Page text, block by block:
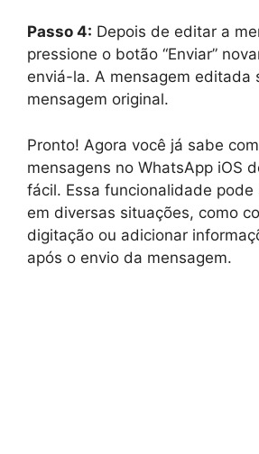
Passo 4: Depois de editar a
pressione o botão “Enviar”
enviá-la. A mensagem editada
mensagem original.
Pronto! Agora você já sabe
mensagens no WhatsApp iOS
fácil. Essa funcionalidade pode
em diversas situações, como
digitação ou adicionar
após o envio da mensagem.